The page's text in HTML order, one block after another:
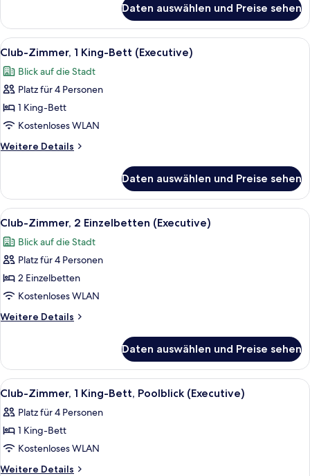
anzeigen
Zimmer,
2 Einzelbetten,
Terrasse,
(Laguna)
Daten auswählen und Preise sehen
Alle
Fotos
für
Club-
Zimmer,
1 King-
Bett
(Executive)
Ein Hotelzimmer mit einem großen
5
Club-Zimmer, 1 King-Bett (Executive)
Blick auf die Stadt
Platz für 4 Personen
1 King-Bett
Kostenloses WLAN
Weitere Details
Weitere
Zimmer,
1 King-
Bett
Daten auswählen und Preise sehen
Alle
Fotos
für
Club-
Zimmer,
2 Einzelbetten
(Executive)
anzeigen
Ein Hotelzimmer mit zwei Betten,
5
Club-Zimmer, 2 Einzelbetten (Executive)
Blick auf die Stadt
Platz für 4 Personen
2 Einzelbetten
Kostenloses WLAN
Weitere Details
Weitere
Zimmer,
2 Einzelbetten
(Executive)
Daten auswählen und Preise sehen
Alle
Fotos
für
Club-
Zimmer,
1 King-
Ein modernes Hotelzimmer mit
6
Club-Zimmer, 1 King-Bett, Poolblick (Executive)
Platz für 4 Personen
1 King-Bett
Kostenloses WLAN
Weitere Details
Weitere